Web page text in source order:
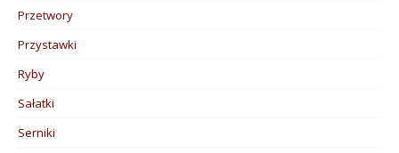
Przetwory
Przystawki
Ryby
Sałatki
Serniki